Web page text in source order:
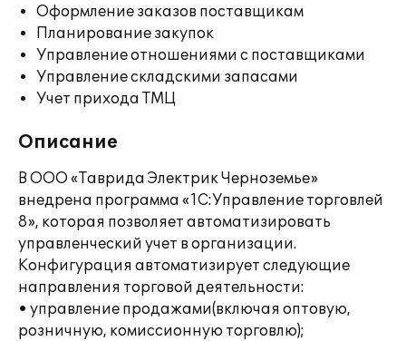
Оформление заказов поставщикам
Планирование закупок
Управление отношениями с поставщиками
Управление складскими запасами
Учет прихода ТМЦ
Описание
В ООО «Таврида Электрик Черноземье»
внедрена программа «1С:Управление торговлей
8», которая позволяет автоматизировать
управленческий учет в организации.
Конфигурация автоматизирует следующие
направления торговой деятельности:
• управление продажами(включая оптовую,
розничную, комиссионную торговлю);